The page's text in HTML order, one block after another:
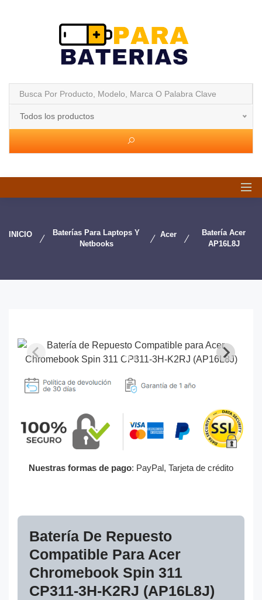
Todos los productos
INICIO
Baterías Para Laptops Y
Netbooks
Acer
Batería Acer
AP16L8J
Nuestras formas de pago: PayPal, Tarjeta de crédito
Batería De Repuesto
Compatible Para Acer
Chromebook Spin 311
CP311-3H-K2RJ (AP16L8J)